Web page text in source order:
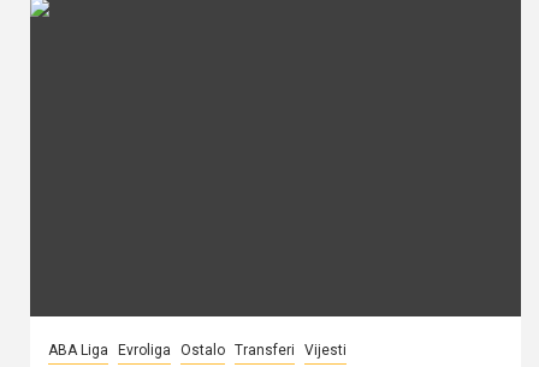
ABA Liga Evroliga Ostalo Transferi Vijesti